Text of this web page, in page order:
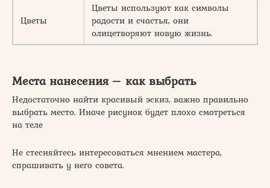
Цветы
Цветы используют как символы
радости и счастья, они
олицетворяют новую жизнь.
Места нанесения – как выбрать
Недостаточно найти красивый эскиз, важно правильно
выбрать место. Иначе рисунок будет плохо смотреться
на теле
Не стесняйтесь интересоваться мнением мастера,
спрашивать у него совета.